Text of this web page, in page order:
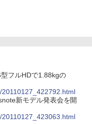
フルHDで1.88kgの
新モデル発表会を開